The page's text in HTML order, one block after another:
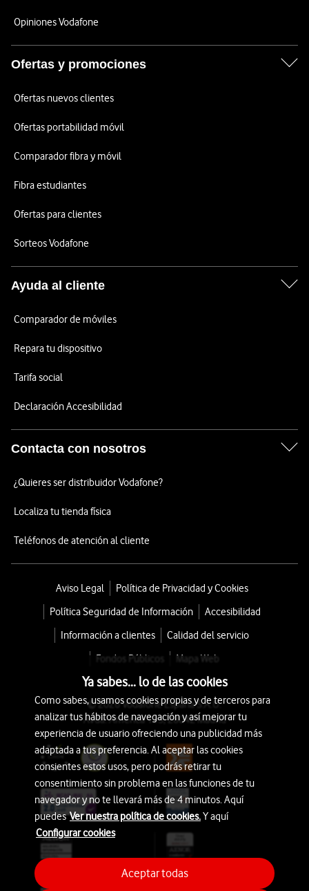
Opiniones Vodafone
Ofertas y promociones
Ofertas nuevos clientes
Ofertas portabilidad móvil
Comparador fibra y móvil
Fibra estudiantes
Ofertas para clientes
Sorteos Vodafone
Ayuda al cliente
Comparador de móviles
Repara tu dispositivo
Tarifa social
Declaración Accesibilidad
Contacta con nosotros
¿Quieres ser distribuidor Vodafone?
Localiza tu tienda física
Teléfonos de atención al cliente
Aviso Legal
Política de Privacidad y Cookies
Política Seguridad de Información
Accesibilidad
Información a clientes
Calidad del servicio
Fondos Públicos
Mapa Web
© 2026 Vodafone España S.A.U.
Avda. América 115, 28042 Madrid
Ya sabes... lo de las cookies
Como sabes, usamos cookies propias y de terceros para
analizar tus hábitos de navegación y así mejorar tu
experiencia de usuario ofreciendo una publicidad más
adaptada a tus preferencia. Al aceptar las cookies
consientes estos usos, pero podrás retirar tu
consentimiento sin problema en las funciones de tu
navegador y no te llevará más de 4 minutos. Aquí
puedesVer nuestra política de cookies.Y aquí
Configurar cookies
Aceptar todas